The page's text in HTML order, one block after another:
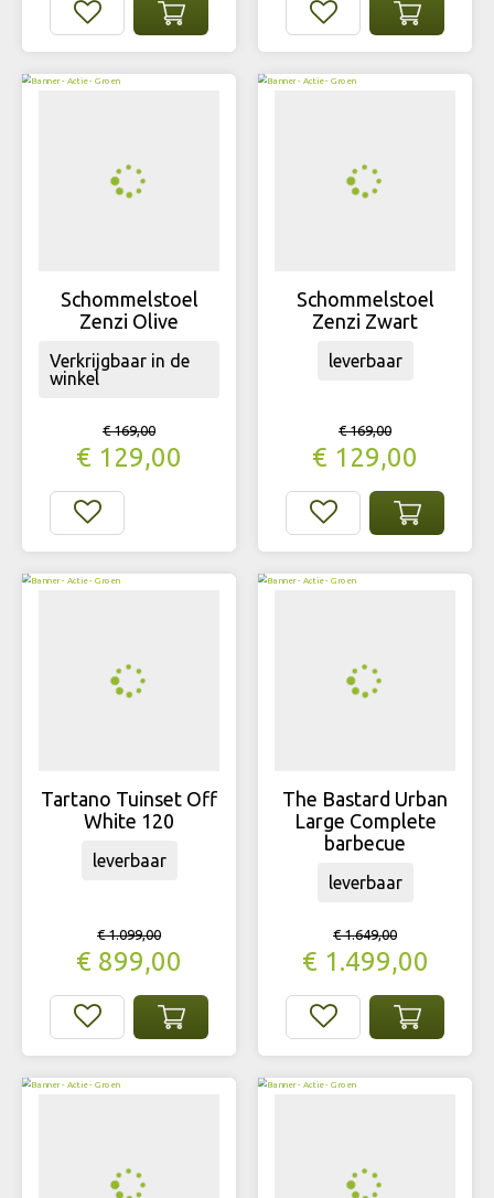
Schommelstoel
Zenzi Olive
€ 169,00
€ 129,00
Verkrijgbaar in de
winkel
Schommelstoel
Zenzi Zwart
€ 169,00
€ 129,00
leverbaar
Tartano Tuinset Off
White 120
€ 1.099,00
€ 899,00
leverbaar
The Bastard Urban
Large Complete
barbecue
€ 1.649,00
€ 1.499,00
leverbaar